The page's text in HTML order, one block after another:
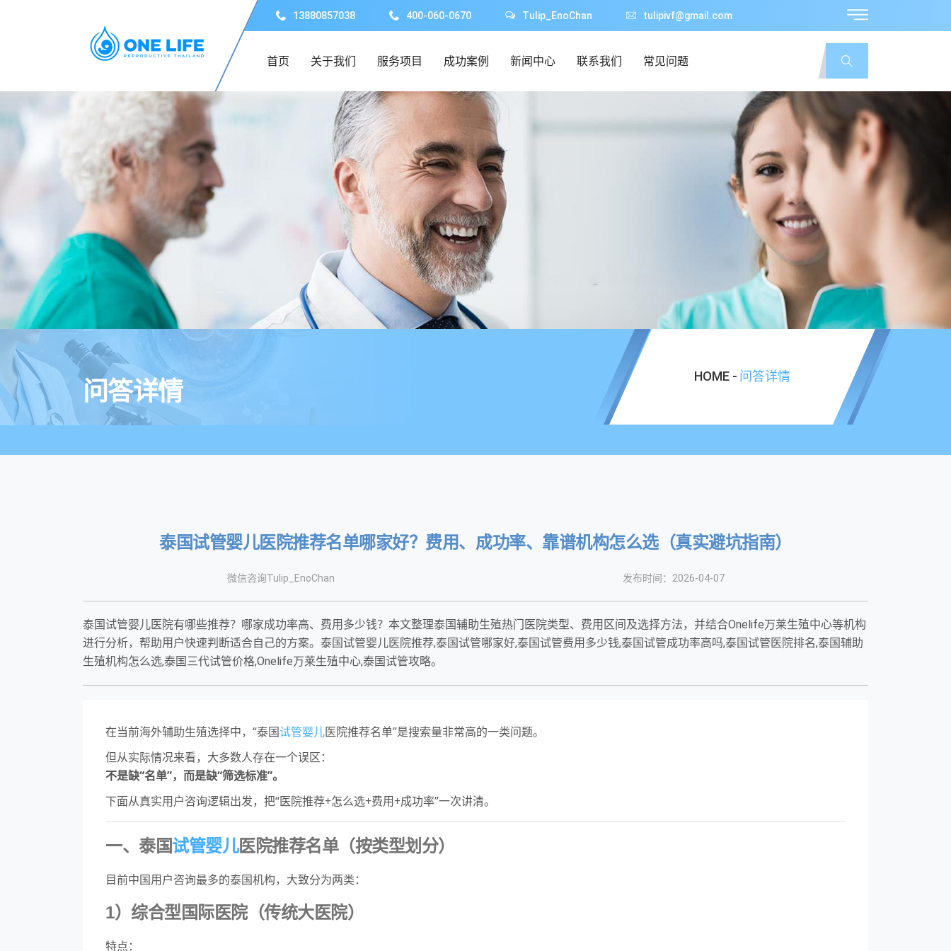
13880857038 400-060-0670 Tulip_EnoChan tulipivf@gmail.com
首页 关于我们 服务项目 成功案例 新闻中心 联系我们 常见问题
问答详情
HOME - 问答详情
泰国试管婴儿医院推荐名单哪家好？费用、成功率、靠谱机构怎么选（真实避坑指南）
微信咨询Tulip_EnoChan 发布时间：2026-04-07
泰国试管婴儿医院有哪些推荐？哪家成功率高、费用多少钱？本文整理泰国辅助生殖热门医院类型、费用区间及选择方法，并结合Onelife万莱生殖中心等机构
进行分析，帮助用户快速判断适合自己的方案。泰国试管婴儿医院推荐,泰国试管哪家好,泰国试管费用多少钱,泰国试管成功率高吗,泰国试管医院排名,泰国辅助
生殖机构怎么选,泰国三代试管价格,Onelife万莱生殖中心,泰国试管攻略。
在当前海外辅助生殖选择中，“泰国试管婴儿医院推荐名单”是搜索量非常高的一类问题。
但从实际情况来看，大多数人存在一个误区：
不是缺“名单”，而是缺“筛选标准”。
下面从真实用户咨询逻辑出发，把“医院推荐+怎么选+费用+成功率”一次讲清。
一、泰国试管婴儿医院推荐名单（按类型划分）
目前中国用户咨询最多的泰国机构，大致分为两类：
1）综合型国际医院（传统大医院）
特点：